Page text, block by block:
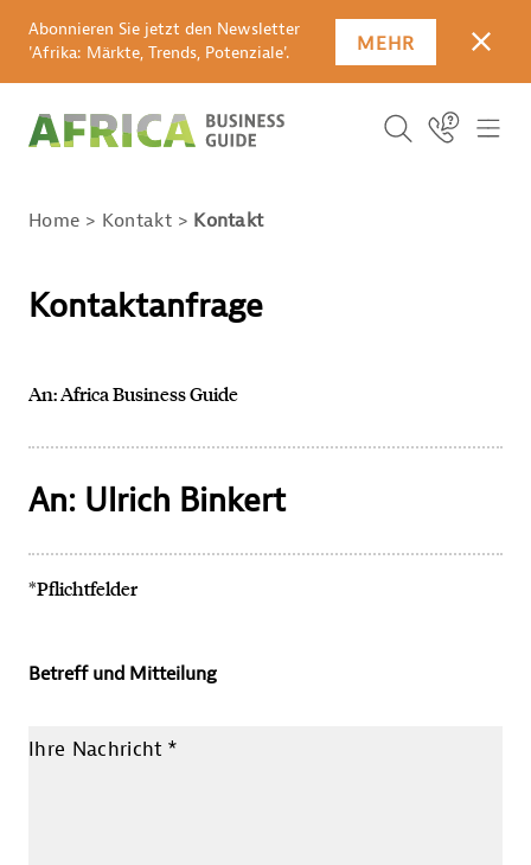
Abonnieren Sie jetzt den Newsletter
'Afrika: Märkte, Trends, Potenziale'.
MEHR
ICON
Suchbegriff
SUCHEN
Icon Link
Home Kontakt Kontakt
Kontaktanfrage
An: Africa Business Guide
An: Ulrich Binkert
*Pflichtfelder
Betreff und Mitteilung
Ihre Nachricht *